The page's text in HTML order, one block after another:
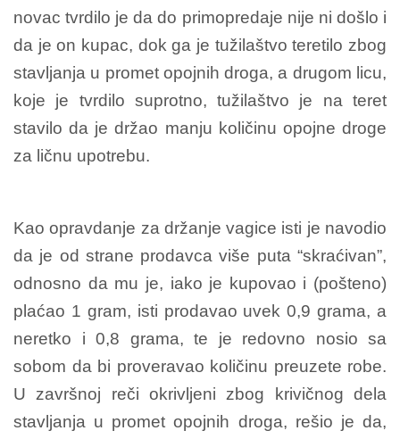
novac tvrdilo je da do primopredaje nije ni došlo i
da je on kupac, dok ga je tužilaštvo teretilo zbog
stavljanja u promet opojnih droga, a drugom licu,
koje je tvrdilo suprotno, tužilaštvo je na teret
stavilo da je držao manju količinu opojne droge
za ličnu upotrebu.
Kao opravdanje za držanje vagice isti je navodio
da je od strane prodavca više puta “skraćivan”,
odnosno da mu je, iako je kupovao i (pošteno)
plaćao 1 gram, isti prodavao uvek 0,9 grama, a
neretko i 0,8 grama, te je redovno nosio sa
sobom da bi proveravao količinu preuzete robe.
U završnoj reči okrivljeni zbog krivičnog dela
stavljanja u promet opojnih droga, rešio je da,